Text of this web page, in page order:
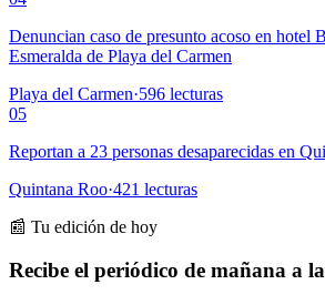
Denuncian caso de presunto acoso en hotel
Esmeralda de Playa del Carmen
Playa del Carmen·596 lecturas
05
Reportan a 23 personas desaparecidas en
Quintana Roo·421 lecturas
📰 Tu edición de hoy
Recibe el periódico de mañana a